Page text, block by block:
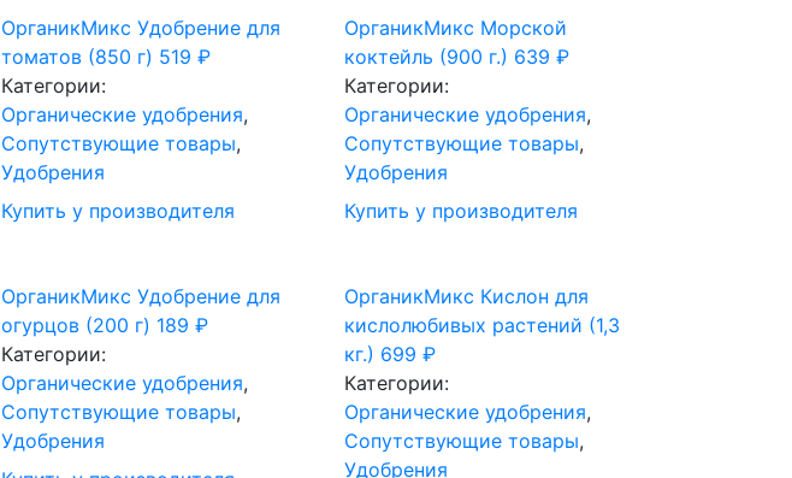
ОрганикМикс Удобрение для
томатов (850 г) 519₽
Категории:
Органические удобрения,
Сопутствующие товары,
Удобрения
Купить у производителя
ОрганикМикс Морской
коктейль (900 г.) 639₽
Категории:
Органические удобрения,
Сопутствующие товары,
Удобрения
Купить у производителя
ОрганикМикс Удобрение для
огурцов (200 г) 189₽
Категории:
Органические удобрения,
Сопутствующие товары,
Удобрения
ОрганикМикс Кислон для
кислолюбивых растений (1,3
кг.) 699₽
Категории:
Органические удобрения,
Сопутствующие товары,
Удобрения